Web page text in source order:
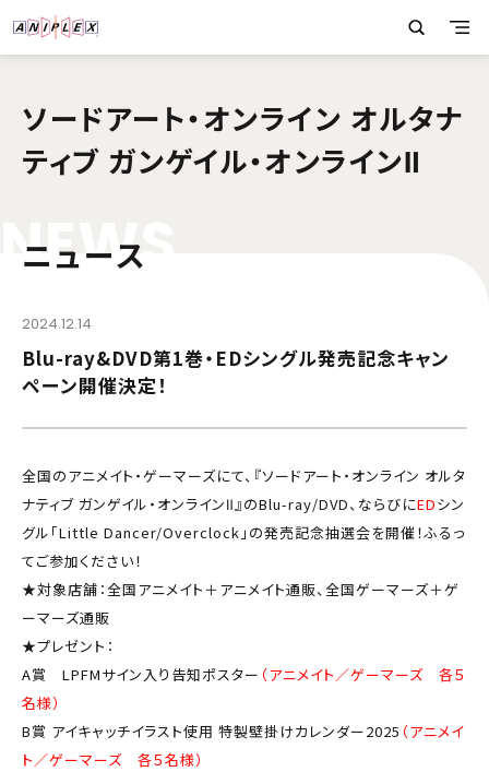
ソードアート・オンライン オルタナ
ティブ ガンゲイル・オンラインⅡ
NEWS
ニュース
2024.12.14
Blu-ray&DVD第1巻・EDシングル発売記念キャン
ペーン開催決定！
全国のアニメイト・ゲーマーズにて、『ソードアート・オンライン オルタ
ナティブ ガンゲイル・オンラインⅡ』のBlu-ray/DVD、ならびにEDシン
グル「Little Dancer/Overclock」の発売記念抽選会を開催！ふるっ
てご参加ください！
★対象店舗：全国アニメイト＋アニメイト通販、全国ゲーマーズ＋ゲ
ーマーズ通販
★プレゼント：
A賞 LPFMサイン入り告知ポスター （アニメイト／ゲーマーズ 各５
名様）
B賞 アイキャッチイラスト使用 特製壁掛けカレンダー2025 （アニメイ
ト／ゲーマーズ 各５名様）